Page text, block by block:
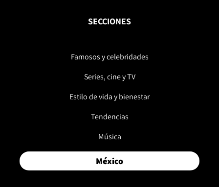
SECCIONES
Famosos y celebridades
Series, cine y TV
Estilo de vida y bienestar
Tendencias
Música
México